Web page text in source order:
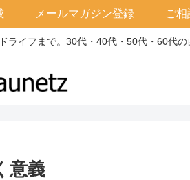
イフまで。30代・40代・50代・60代の
メールマガジン登録 ご相
意義